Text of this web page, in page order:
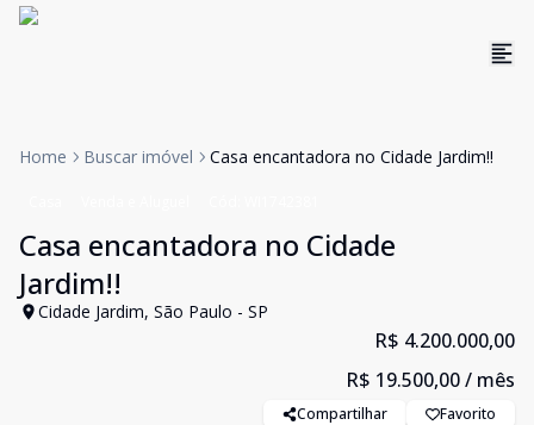
Home Buscar imóvel Casa encantadora no Cidade Jardim!!
Casa encantadora no Cidade
Jardim!!
Cidade Jardim, São Paulo - SP
R$ 4.200.000,00
R$ 19.500,00/ mês
Compartilhar Favorito